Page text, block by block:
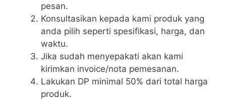
pesan.
Konsultasikan kepada kami produk yang
anda pilih seperti spesifikasi, harga, dan
waktu.
Jika sudah menyepakati akan kami
kirimkan invoice/nota pemesanan.
Lakukan DP minimal 50% dari total harga
produk.